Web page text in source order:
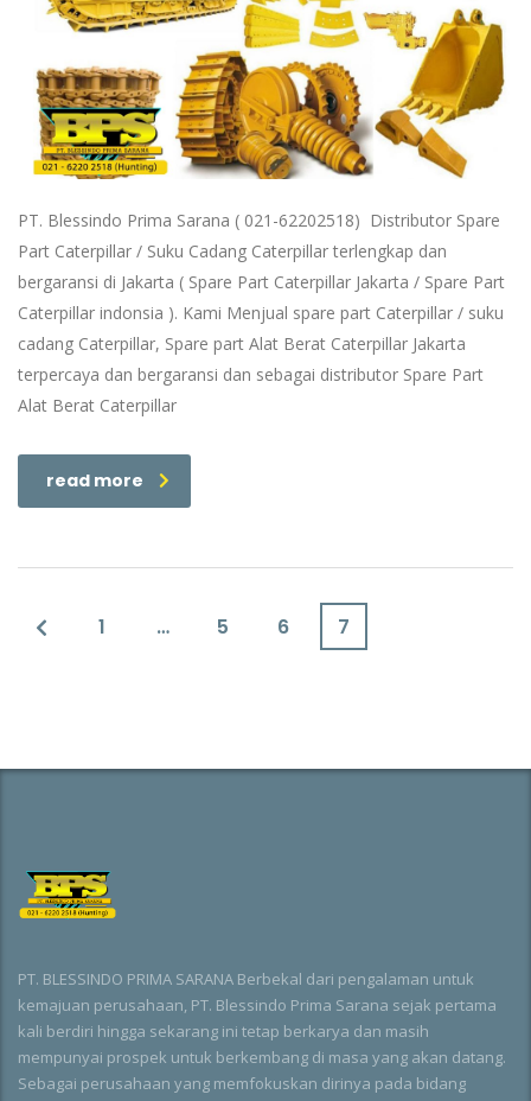
PT. Blessindo Prima Sarana ( 021-62202518) Distributor Spare
Part Caterpillar / Suku Cadang Caterpillar terlengkap dan
bergaransi di Jakarta ( Spare Part Caterpillar Jakarta / Spare Part
Caterpillar indonsia ). Kami Menjual spare part Caterpillar / suku
cadang Caterpillar, Spare part Alat Berat Caterpillar Jakarta
terpercaya dan bergaransi dan sebagai distributor Spare Part
Alat Berat Caterpillar
read more
1 … 5 6 7
PT. BLESSINDO PRIMA SARANA Berbekal dari pengalaman untuk
kemajuan perusahaan, PT. Blessindo Prima Sarana sejak pertama
kali berdiri hingga sekarang ini tetap berkarya dan masih
mempunyai prospek untuk berkembang di masa yang akan datang.
Sebagai perusahaan yang memfokuskan dirinya pada bidang